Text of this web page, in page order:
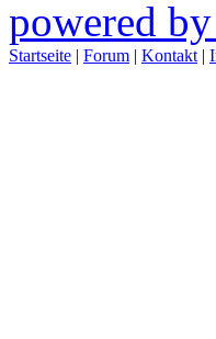
powered
Startseite | Forum | Kontakt |